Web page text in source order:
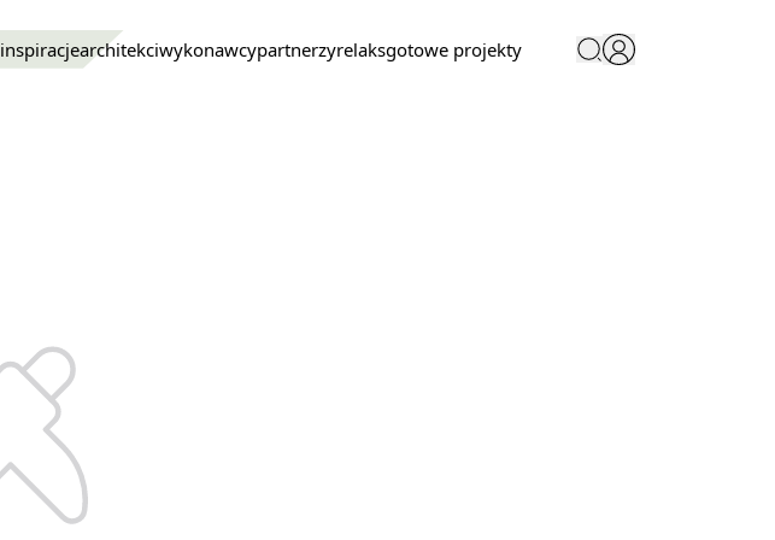
inspiracjearchitekciwykonawcypartnerzyrelaksgotowe projekty